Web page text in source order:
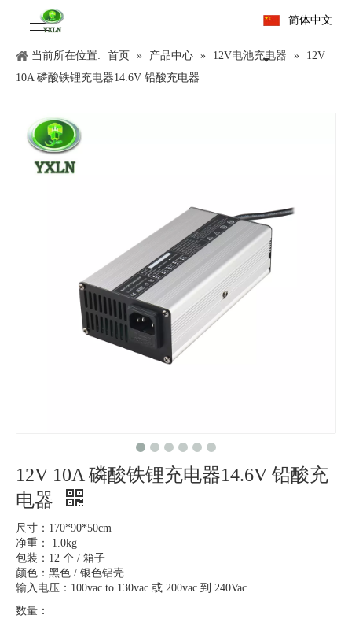
简体中文
当前所在位置: 首页 » 产品中心 » 12V电池充电器 »
12V
10A 磷酸铁锂充电器14.6V 铅酸充电器
12V 10A 磷酸铁锂充电器14.6V 铅酸充
电器
尺寸：170*90*50cm
净重： 1.0kg
包装：12 个 / 箱子
颜色：黑色 / 银色铝壳
输入电压：100vac to 130vac 或 200vac 到 240Vac
数量：